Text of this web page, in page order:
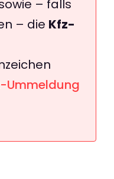
– falls
– die Kfz-
Ummeldung